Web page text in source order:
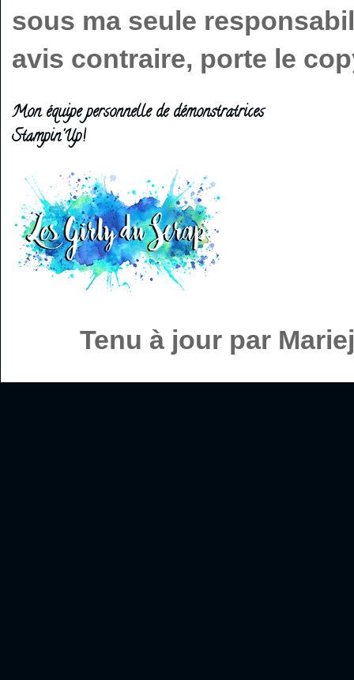
sous ma seule
avis contraire, porte le
Mon équipe personnelle de démonstratrices
Stampin'Up!
Tenu à jour par